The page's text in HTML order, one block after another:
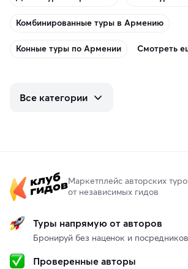
Комбинированные туры в Армению
Конные туры по Армении Смотреть
Все категории
Маркетплейс авторских
от независимых гидов
Туры напрямую от авторов
Бронируй без наценок и посредников
Проверенные авторы